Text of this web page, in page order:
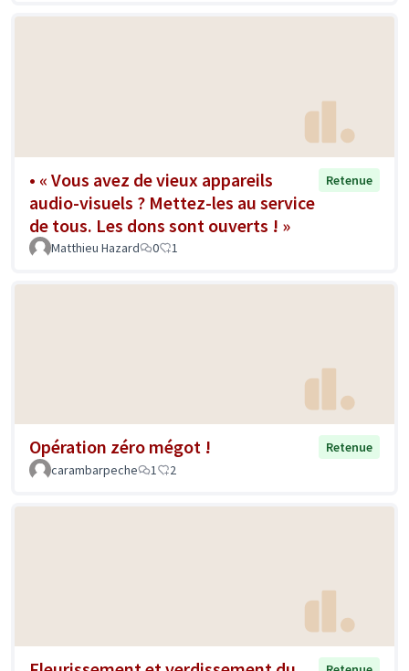
• « Vous avez de vieux appareils
audio-visuels ? Mettez-les au service
de tous. Les dons sont ouverts ! »
Retenue
Matthieu Hazard 0 1
Opération zéro mégot !
Retenue
carambarpeche
1 2